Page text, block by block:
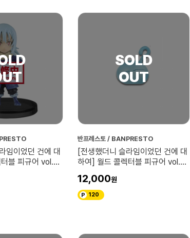
임이었던 건에 대
블 피규어 vol.3
반프레스토 / BANPRESTO
[전생했더니 슬라임이었던 건에 대
하여] 월드 콜렉터블 피규어 vol.2
12,000
120